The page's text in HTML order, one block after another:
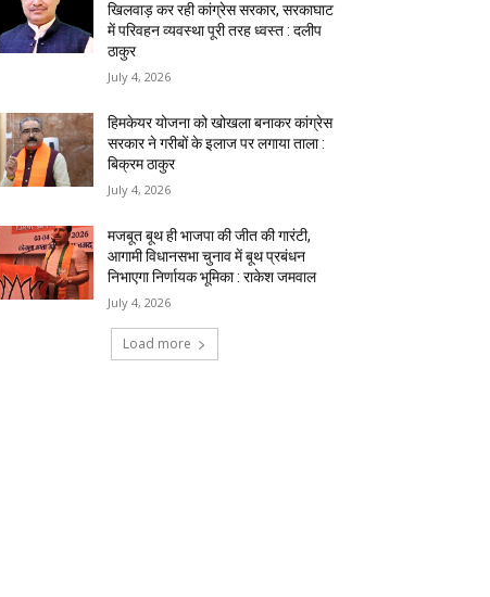
खिलवाड़ कर रही कांग्रेस सरकार, सरकाघाट
में परिवहन व्यवस्था पूरी तरह ध्वस्त : दलीप
ठाकुर
July 4, 2026
हिमकेयर योजना को खोखला बनाकर कांग्रेस
सरकार ने गरीबों के इलाज पर लगाया ताला :
बिक्रम ठाकुर
July 4, 2026
मजबूत बूथ ही भाजपा की जीत की गारंटी,
आगामी विधानसभा चुनाव में बूथ प्रबंधन
निभाएगा निर्णायक भूमिका : राकेश जमवाल
July 4, 2026
Load more